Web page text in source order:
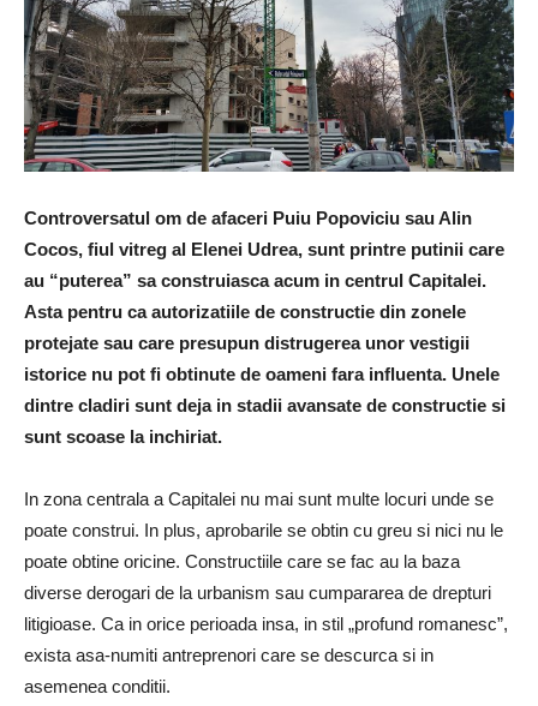
Controversatul om de afaceri Puiu Popoviciu sau Alin
Cocos, fiul vitreg al Elenei Udrea, sunt printre putinii care
au “puterea” sa construiasca acum in centrul Capitalei.
Asta pentru ca autorizatiile de constructie din zonele
protejate sau care presupun distrugerea unor vestigii
istorice nu pot fi obtinute de oameni fara influenta. Unele
dintre cladiri sunt deja in stadii avansate de constructie si
sunt scoase la inchiriat.
In zona centrala a Capitalei nu mai sunt multe locuri unde se
poate construi. In plus, aprobarile se obtin cu greu si nici nu le
poate obtine oricine. Constructiile care se fac au la baza
diverse derogari de la urbanism sau cumpararea de drepturi
litigioase. Ca in orice perioada insa, in stil „profund romanesc”,
exista asa-numiti antreprenori care se descurca si in
asemenea conditii.